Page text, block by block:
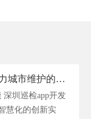
深圳巡检app开发：科技助力城市维护的高效解决方案
深圳巡检app开发
慧化的创新实